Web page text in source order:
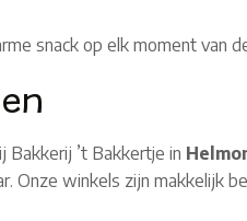
snack op elk moment van
’t Bakkertje in
Onze winkels zijn makkelijk